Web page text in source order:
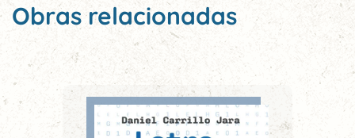
Obras relacionadas